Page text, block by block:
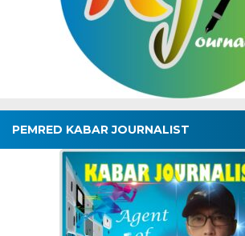
PEMRED KABAR JOURNALIST